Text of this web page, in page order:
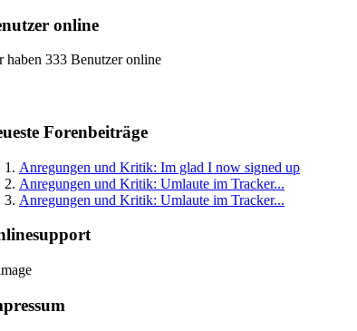
online
haben 333 Benutzer online
Forenbeiträge
Anregungen und Kritik: Im glad I now signed up
Anregungen und Kritik: Umlaute im Tracker...
Anregungen und Kritik: Umlaute im Tracker...